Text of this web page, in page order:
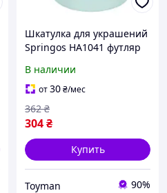
Шкатулка для украшений
Springos HA1041 футляр
В наличии
от30₴/мес
304₴
362 ₴
Купить
Toyman 90%